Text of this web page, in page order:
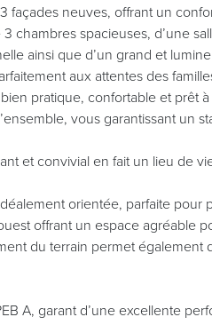
façades neuves, offrant un
chambres spacieuses, d’une
ainsi que d’un grand et
aux attentes des
pratique, confortable et prêt
vous garantissant un
et convivial en fait un lieu de
orientée, parfaite pour
offrant un espace agréable
du terrain permet également
A, garant d’une excellente